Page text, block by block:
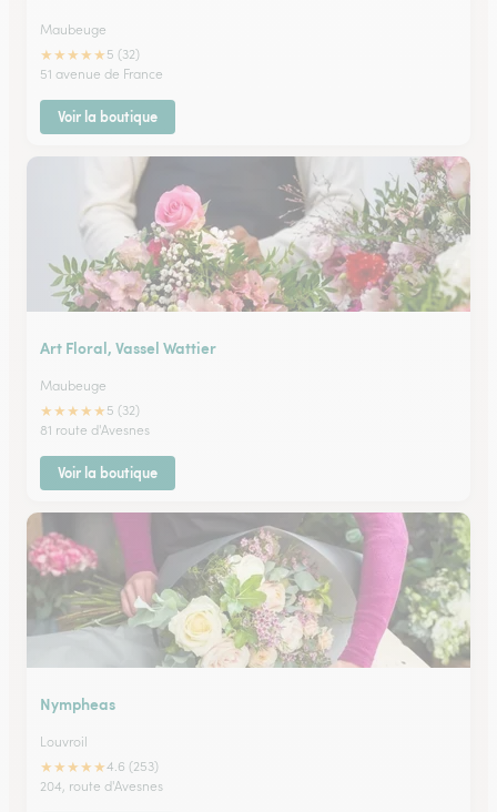
Maubeuge
★★★★★ 5 (32)
51 avenue de France
Voir la boutique
Art Floral, Vassel Wattier
Maubeuge
★★★★★ 5 (32)
81 route d'Avesnes
Voir la boutique
Nympheas
Louvroil
★★★★★4.6 (253)
204, route d'Avesnes